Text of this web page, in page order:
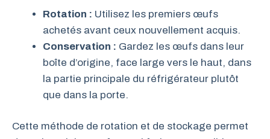
Rotation : Utilisez les premiers œufs
achetés avant ceux nouvellement acquis.
Conservation : Gardez les œufs dans leur
boîte d’origine, face large vers le haut, dans
la partie principale du réfrigérateur plutôt
que dans la porte.
Cette méthode de rotation et de stockage permet